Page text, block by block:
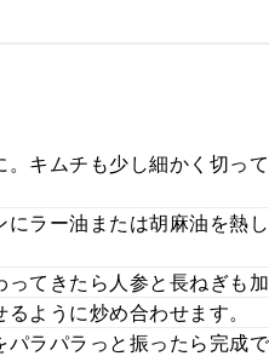
キムチも少し細かく切っ
ラー油または胡麻油を熱
てきたら人参と長ねぎも加
ように炒め合わせます。
ラパラっと振ったら完成